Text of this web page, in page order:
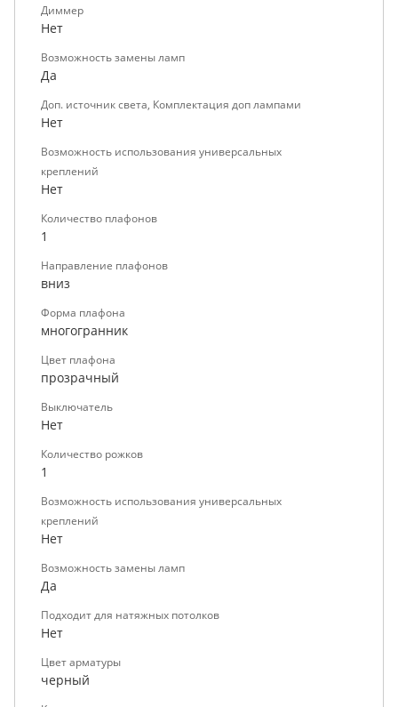
Диммер
Нет
Возможность замены ламп
Да
Доп. источник света, Комплектация доп лампами
Нет
Возможность использования универсальных
креплений
Нет
Количество плафонов
1
Направление плафонов
вниз
Форма плафона
многогранник
Цвет плафона
прозрачный
Выключатель
Нет
Количество рожков
1
Возможность использования универсальных
креплений
Нет
Возможность замены ламп
Да
Подходит для натяжных потолков
Нет
Цвет арматуры
черный